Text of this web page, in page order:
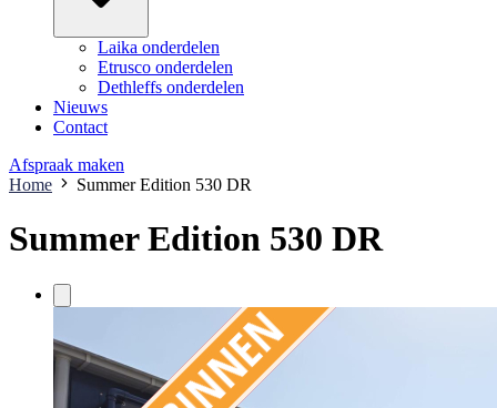
Laika onderdelen
Etrusco onderdelen
Dethleffs onderdelen
Nieuws
Contact
Afspraak maken
Home
Summer Edition 530 DR
Summer Edition 530 DR